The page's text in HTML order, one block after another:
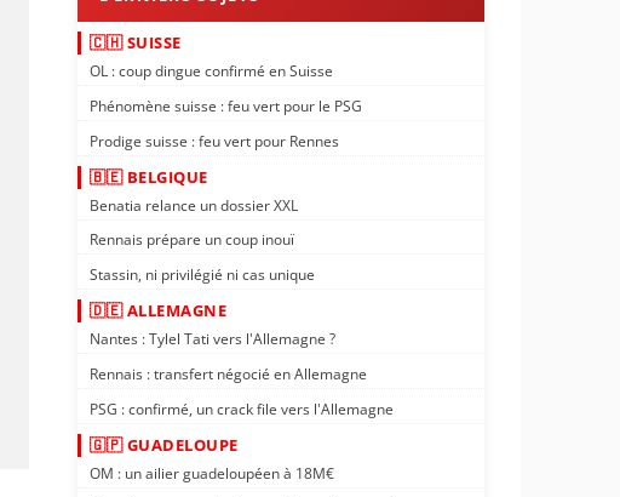
🇨🇭 SUISSE
OL : coup dingue confirmé en Suisse
Phénomène suisse : feu vert pour le PSG
Prodige suisse : feu vert pour Rennes
🇧🇪 BELGIQUE
Benatia relance un dossier XXL
Rennais prépare un coup inouï
Stassin, ni privilégié ni cas unique
🇩🇪 ALLEMAGNE
Nantes : Tylel Tati vers l'Allemagne ?
Rennais : transfert négocié en Allemagne
PSG : confirmé, un crack file vers l'Allemagne
🇬🇵 GUADELOUPE
OM : un ailier guadeloupéen à 18M€